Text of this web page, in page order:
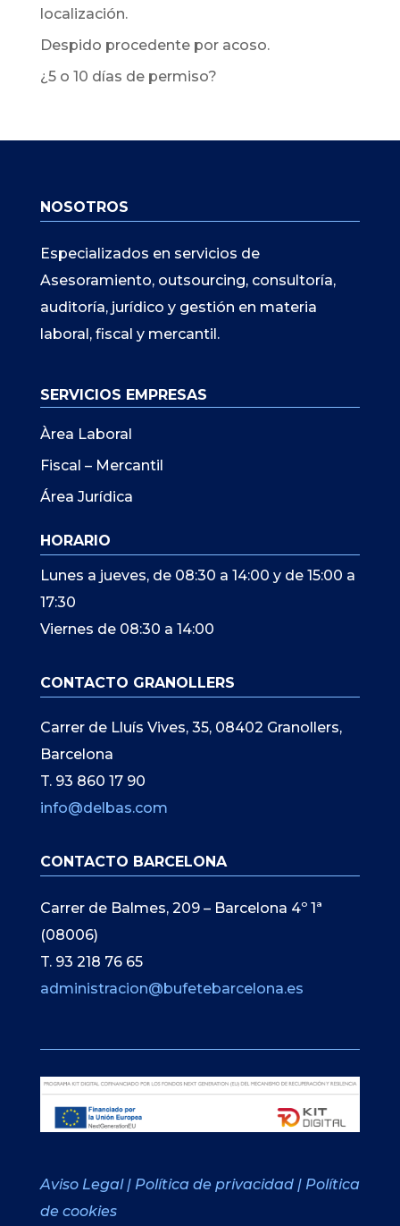
localización.
Despido procedente por acoso.
¿5 o 10 días de permiso?
NOSOTROS
Especializados en servicios de
Asesoramiento, outsourcing, consultoría,
auditoría, jurídico y gestión en materia
laboral, fiscal y mercantil.
SERVICIOS EMPRESAS
Àrea Laboral
Fiscal – Mercantil
Área Jurídica
HORARIO
Lunes a jueves, de 08:30 a 14:00 y de 15:00 a
17:30
Viernes de 08:30 a 14:00
CONTACTO GRANOLLERS
Carrer de Lluís Vives, 35, 08402 Granollers,
Barcelona
T. 93 860 17 90
info@delbas.com
CONTACTO BARCELONA
Carrer de Balmes, 209 – Barcelona 4º 1ª
(08006)
T. 93 218 76 65
administracion@bufetebarcelona.es
Aviso Legal | Política de privacidad | Política
de cookies